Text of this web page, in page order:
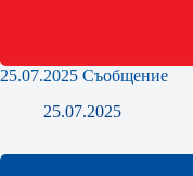
25.07.2025 Съобщение
25.07.2025